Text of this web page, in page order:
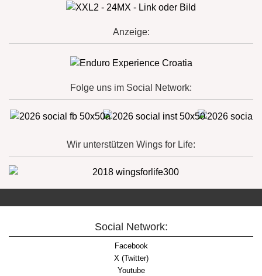
Anzeige:
Folge uns im Social Network:
Wir unterstützen Wings for Life:
Social Network:
Facebook
X (Twitter)
Youtube